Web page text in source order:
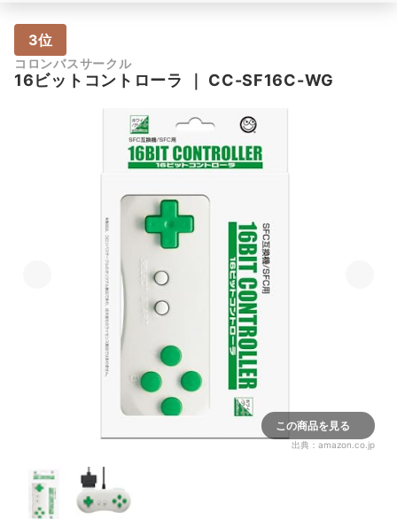
3位
コロンバスサークル
16ビットコントローラ ｜ CC-SF16C-WG
この商品を見る
出典： amazon.co.jp